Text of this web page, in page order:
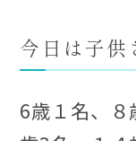
今日は子供
6歳１名、８